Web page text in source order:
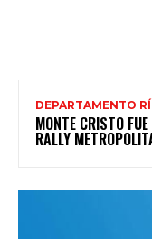
DEPARTAMENTO
MONTE CRISTO
RALLY